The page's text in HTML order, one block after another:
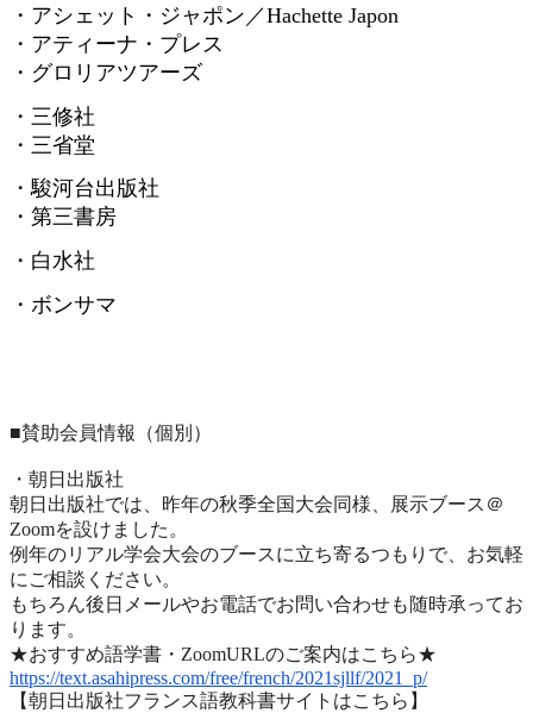
・アシェット・ジャポン／Hachette Japon
・アティーナ・プレス
・グロリアツアーズ
・三修社
・三省堂
・駿河台出版社
・第三書房
・白水社
・ボンサマ
■賛助会員情報（個別）
・朝日出版社
朝日出版社では、昨年の秋季全国大会同様、展示ブース＠
Zoomを設けました。
例年のリアル学会大会のブースに立ち寄るつもりで、 お気軽
にご相談ください。
もちろん後日メールやお電話でお問い合わせも随時承ってお
ります。
★おすすめ語学書・ZoomURLのご案内はこちら★
https://text.asahipress.com/free/french/2021sjllf/2021_p/
【朝日出版社フランス語教科書サイトはこちら】